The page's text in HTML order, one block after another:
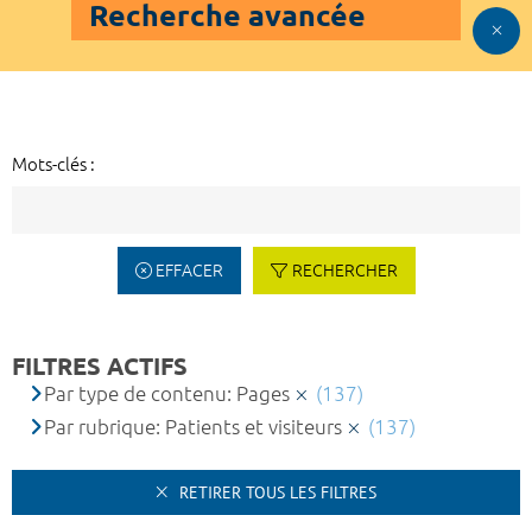
Recherche avancée
Mots-clés :
EFFACER RECHERCHER
FILTRES ACTIFS
Par type de contenu: Pages
(137)
Par rubrique: Patients et visiteurs
(137)
RETIRER TOUS LES FILTRES